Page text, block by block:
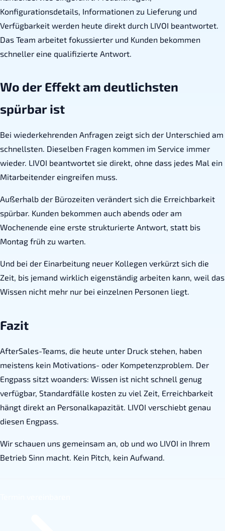
Konfigurationsdetails, Informationen zu Lieferung und
Verfügbarkeit werden heute direkt durch LIVOI beantwortet.
Das Team arbeitet fokussierter und Kunden bekommen
schneller eine qualifizierte Antwort.
Wo der Effekt am deutlichsten
spürbar ist
Bei wiederkehrenden Anfragen zeigt sich der Unterschied am
schnellsten. Dieselben Fragen kommen im Service immer
wieder. LIVOI beantwortet sie direkt, ohne dass jedes Mal ein
Mitarbeitender eingreifen muss.
Außerhalb der Bürozeiten verändert sich die Erreichbarkeit
spürbar. Kunden bekommen auch abends oder am
Wochenende eine erste strukturierte Antwort, statt bis
Montag früh zu warten.
Und bei der Einarbeitung neuer Kollegen verkürzt sich die
Zeit, bis jemand wirklich eigenständig arbeiten kann, weil das
Wissen nicht mehr nur bei einzelnen Personen liegt.
Fazit
AfterSales-Teams, die heute unter Druck stehen, haben
meistens kein Motivations- oder Kompetenzproblem. Der
Engpass sitzt woanders: Wissen ist nicht schnell genug
verfügbar, Standardfälle kosten zu viel Zeit, Erreichbarkeit
hängt direkt an Personalkapazität. LIVOI verschiebt genau
diesen Engpass.
Wir schauen uns gemeinsam an, ob und wo LIVOI in Ihrem
Betrieb Sinn macht. Kein Pitch, kein Aufwand.